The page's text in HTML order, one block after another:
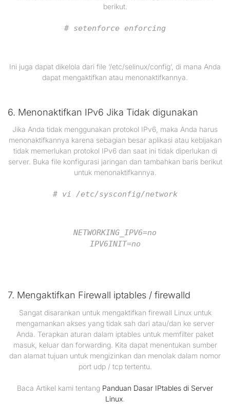
berikut.
# setenforce enforcing
Ini juga dapat dikelola dari file ‘/etc/selinux/config‘, di mana Anda
dapat mengaktifkan atau menonaktifkannya.
6. Menonaktifkan IPv6 Jika Tidak digunakan
Jika Anda tidak menggunakan protokol IPv6, maka Anda harus
menonaktifkannya karena sebagian besar aplikasi atau kebijakan
tidak memerlukan protokol IPv6 dan saat ini tidak diperlukan di
server. Buka file konfigurasi jaringan dan tambahkan baris berikut
untuk menonaktifkannya.
# vi /etc/sysconfig/network
NETWORKING_IPV6=no
IPV6INIT=no
7. Mengaktifkan Firewall iptables / firewalld
Sangat disarankan untuk mengaktifkan firewall Linux untuk
mengamankan akses yang tidak sah dari atau/dan ke server
Anda. Terapkan aturan dalam iptables untuk memfilter paket
masuk, keluar dan forwarding. Kita dapat menentukan sumber
dan alamat tujuan untuk mengizinkan dan menolak dalam nomor
port udp / tcp tertentu.
Baca Artikel kami tentang Panduan Dasar IPtables di Server
Linux